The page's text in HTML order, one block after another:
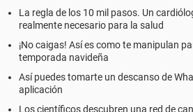
La regla de los 10 mil pasos. Un
realmente necesario para la salud
¡No caigas! Así es como te manipulan
temporada navideña
Así puedes tomarte un descanso de
aplicación
Los científicos descubren una red de